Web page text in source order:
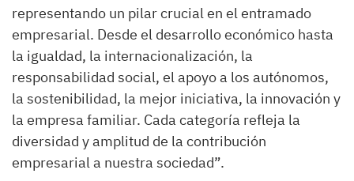
representando un pilar crucial en el entramado
empresarial. Desde el desarrollo económico hasta
la igualdad, la internacionalización, la
responsabilidad social, el apoyo a los autónomos,
la sostenibilidad, la mejor iniciativa, la innovación y
la empresa familiar. Cada categoría refleja la
diversidad y amplitud de la contribución
empresarial a nuestra sociedad”.